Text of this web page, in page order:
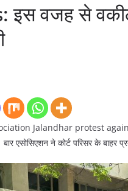
वजह से
Jalandhar protest
बार एसोसिएशन ने कोर्ट परिसर के बाहर